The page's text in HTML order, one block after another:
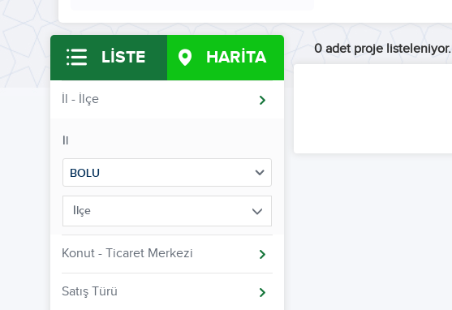
LİSTE HARİTA
İl - İlçe
İl
BOLU
İlçe
Konut - Ticaret Merkezi
Satış Türü
0 adet proje listeleniyor.